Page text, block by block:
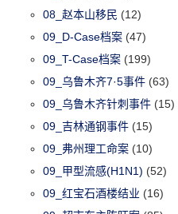
08_赵本山移民 (12)
09_D-Case档案 (47)
09_T-Case档案 (199)
09_乌鲁木齐7·5事件 (63)
09_乌鲁木齐针刺事件 (15)
09_吉林通钢事件 (15)
09_弗州理工命案 (10)
09_甲型流感(H1N1) (52)
09_红宝石酒楼结业 (16)